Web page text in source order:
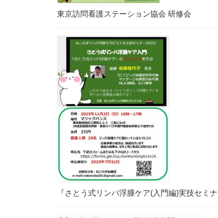
東京訪問看護ステーション協会 研修会
『さとう式リンパ浮腫ケア(入門編)実技セミナ